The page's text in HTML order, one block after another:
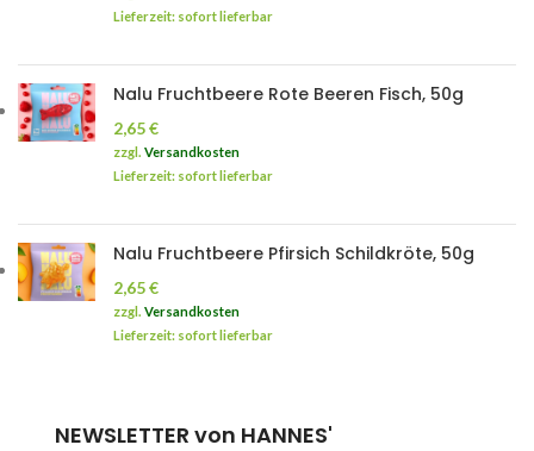
Lieferzeit: sofort lieferbar
Nalu Fruchtbeere Rote Beeren Fisch, 50g
2,65€
zzgl. Versandkosten
Lieferzeit: sofort lieferbar
Nalu Fruchtbeere Pfirsich Schildkröte, 50g
2,65€
zzgl. Versandkosten
Lieferzeit: sofort lieferbar
NEWSLETTER von HANNES'